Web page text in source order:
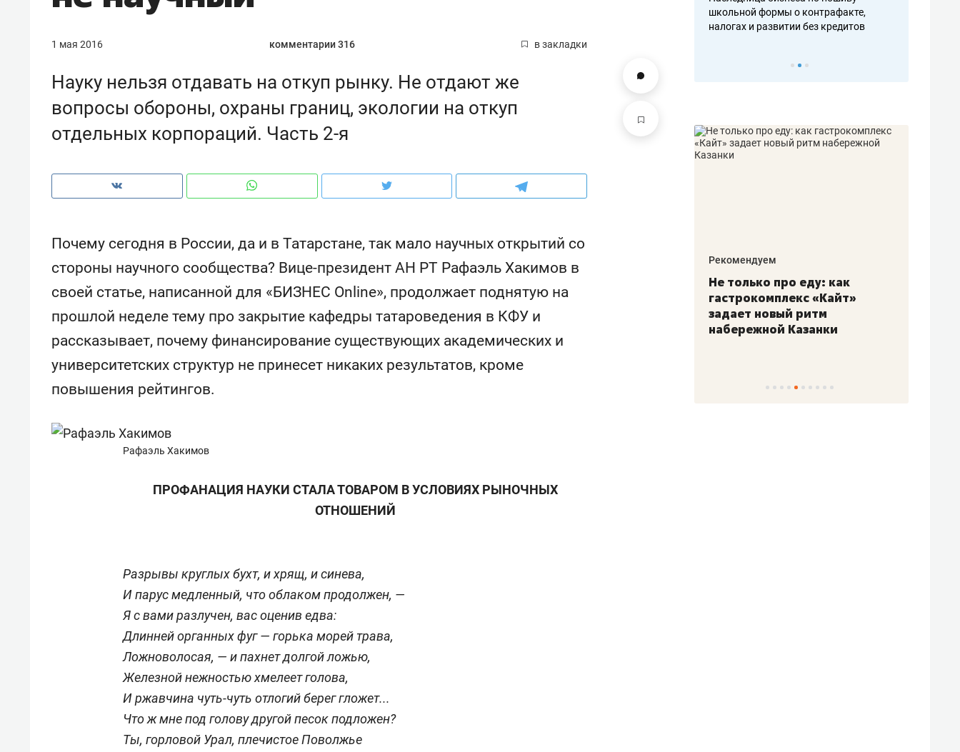
1 мая 2016 комментарии 316 в закладки
Науку нельзя отдавать на откуп рынку. Не отдают же
вопросы обороны, охраны границ, экологии на откуп
отдельных корпораций. Часть 2-я
Почему сегодня в России, да и в Татарстане, так мало научных открытий со
стороны научного сообщества? Вице-президент АН РТ Рафаэль Хакимов в
своей статье, написанной для «БИЗНЕС Online», продолжает поднятую на
прошлой неделе тему про закрытие кафедры татароведения в КФУ и
рассказывает, почему финансирование существующих академических и
университетских структур не принесет никаких результатов, кроме
повышения рейтингов.
Рафаэль Хакимов
ПРОФАНАЦИЯ НАУКИ СТАЛА ТОВАРОМ В УСЛОВИЯХ РЫНОЧНЫХ
ОТНОШЕНИЙ
Разрывы круглых бухт, и хрящ, и синева,
И парус медленный, что облаком продолжен, —
Я с вами разлучен, вас оценив едва:
Длинней органных фуг — горька морей трава,
Ложноволосая, — и пахнет долгой ложью,
Железной нежностью хмелеет голова,
И ржавчина чуть-чуть отлогий берег гложет...
Что ж мне под голову другой песок подложен?
Ты, горловой Урал, плечистое Поволжье
школьной формы о контрафакте,
налогах и развитии без кредитов
Опыт выживания в дикой
природе, работа
с ментальным и физическим
состоянием как основа
антихрупких команд
Рекомендуем
Мексика, рок-концерт
и вагон с чак-чаком: как
в Менделеевске прошла
«Гонка Героев»
Рекомендуем
30 метров»: как «Водоканал»
лечит подземные артерии
Рекомендуем
Не только про еду: как
гастрокомплекс «Кайт»
задает новый ритм
набережной Казанки